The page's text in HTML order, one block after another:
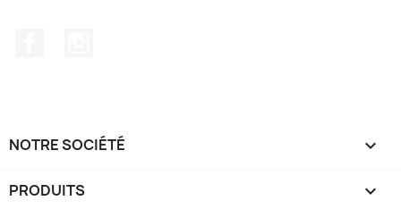
NOTRE SOCIÉTÉ 
PRODUITS 